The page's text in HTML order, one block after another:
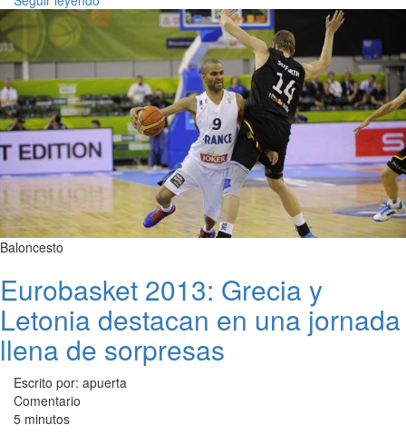
Baloncesto
Eurobasket 2013: Grecia y
Letonia destacan en una jornada
llena de sorpresas
Escrito por: apuerta
Comentario
5 minutos